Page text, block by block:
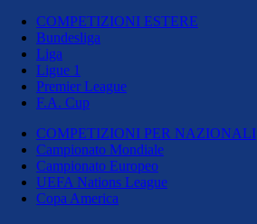
COMPETIZIONI ESTERE
Bundesliga
Liga
Ligue 1
Premier League
F.A. Cup
COMPETIZIONI PER NAZIONALI
Campionato Mondiale
Campionato Europeo
UEFA Nations League
Copa America